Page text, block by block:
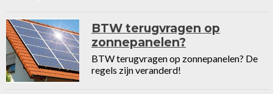
BTW terugvragen op
zonnepanelen?
BTW terugvragen op zonnepanelen? De
regels zijn veranderd!